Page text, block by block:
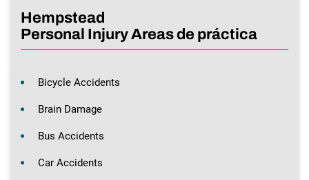
Hempstead
Personal Injury Areas de práctica
Bicycle Accidents
Brain Damage
Bus Accidents
Car Accidents